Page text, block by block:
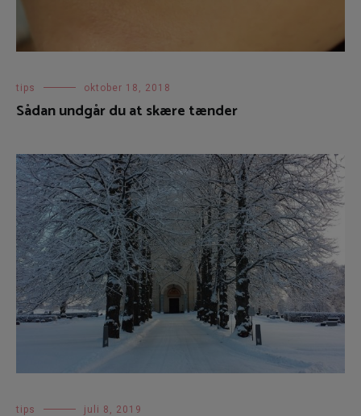
tips oktober 18, 2018
Sådan undgår du at skære tænder
tips juli 8, 2019